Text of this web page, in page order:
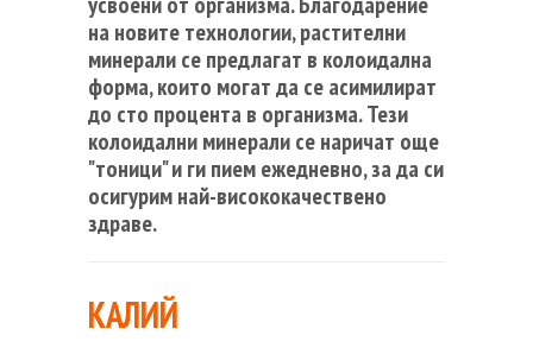
на новите технологии, растителни
минерали се предлагат в колоидална
форма, които могат да се асимилират
до сто процента в организма. Тези
колоидални минерали се наричат още
"тоници" и ги пием ежедневно, за да си
осигурим най-висококачествено
здраве.
КАЛИЙ